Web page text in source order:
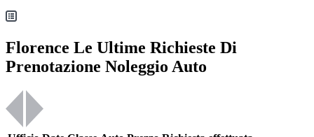
Florence Le Ultime Richieste Di
Prenotazione Noleggio Auto